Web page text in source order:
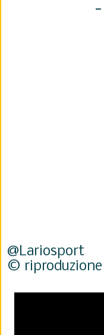
-
@Lariosport
©